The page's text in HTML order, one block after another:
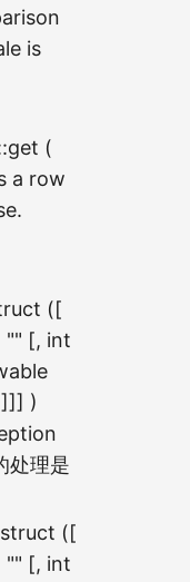
is
(
a row
([
"" [, int
]]] )
处理是
([
"" [, int